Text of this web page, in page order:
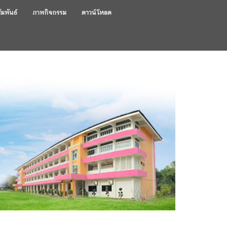
มพันธ์ ภาพกิจกรรม ดาวน์โหลด